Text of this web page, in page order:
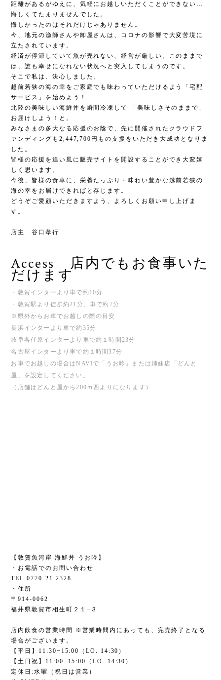
距離があるがゆえに、気軽にお越しいただくことができない…
悔しくてたまりませんでした。
悔しかったのはそれだけじゃありません。
今、地元の漁師さんや卸屋さんは、コロナの影響で大変苦境に
立たされています。
経済が停滞していて魚が売れない、経営が厳しい。このままで
は、誰も幸せになれない状況へと突入してしまうのです。
そこで私は、決心しました。
越前若狭の海の幸をご家庭でも味わっていただけるよう「宅配
サービス」を始めよう！
北陸の美味しい海鮮丼を瞬間冷凍して 「美味しさそのままで」
お届けしよう！と。
みなさまの多大なる応援のお陰で、先に開催されたクラウドフ
ァンディングも2,447,700円もの支援をいただき大成功となりま
した。
皆様の応援を追い風に販売サイトを開設することができ大変嬉
しく思います。
今後、皆様の食卓に、栄養たっぷり・味わい豊かな越前若狭の
海の幸をお届けできればと存じます。
どうぞご愛顧いただきますよう、よろしくお願い申し上げま
す。
店主 谷口孝行
Access 店内でもお食事いた
だけます
・敦賀インターより車で約10分
・敦賀駅より徒歩約21分、車で約7分
※県外からお車でお越しの際の目安
長浜インターより車で約35分
岐阜各任原インターより車で約１時間23分
名古屋インターより車で約１時間37分
お車でお越しの場合はNAVIで「うお吟」または姉妹店「どんと
屋」を設定してください。
（店舗はどんと屋から200ｍ西よりになります）
【敦賀魚河岸 海鮮丼 うお吟】
・お電話でのお問い合わせ
TEL.0770-21-2328
・住所
〒914-0062
福井県敦賀市相生町２１−３
店内飲食の営業時間 ※営業時間内にあっても、完売終了となる
場合がございます。
【平日】11:30−15:00（LO. 14:30）
【土日祝】11:00−15:00（LO. 14:30）
定休日:水曜（祝日は営業）